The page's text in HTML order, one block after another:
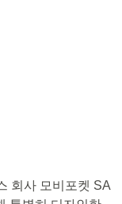
회사 모비포켓 SA